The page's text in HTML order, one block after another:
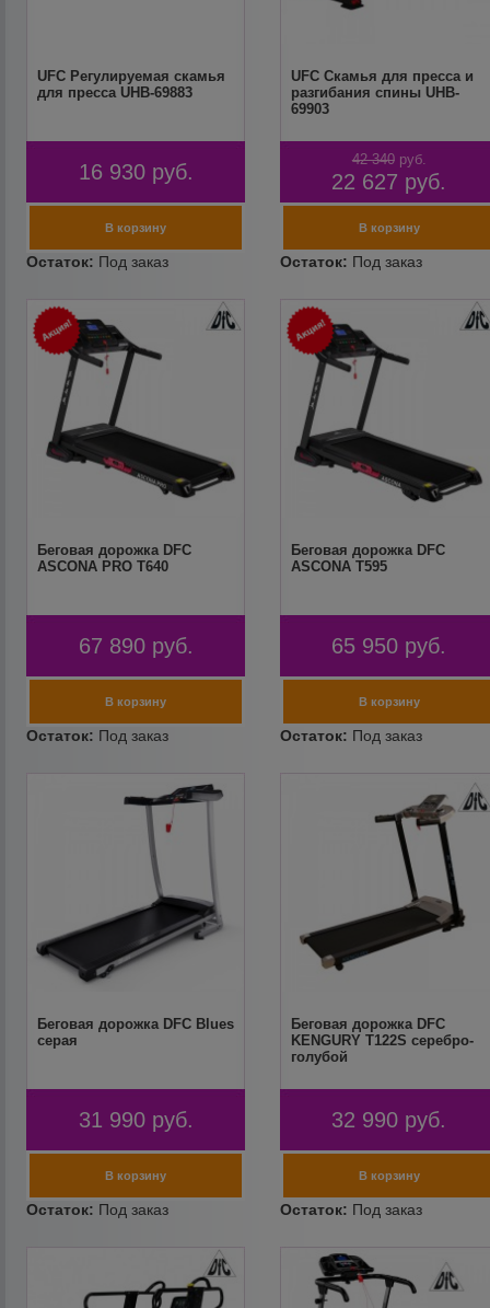
UFC Регулируемая скамья
для пресса UHB-69883
16 930 руб.
UFC Скамья для пресса и
разгибания спины UHB-
69903
42 340 руб.
22 627 руб.
Беговая дорожка DFC
ASCONA PRO T640
67 890 руб.
Беговая дорожка DFC
ASCONA T595
65 950 руб.
Беговая дорожка DFC Blues
серая
31 990 руб.
Беговая дорожка DFC
KENGURY T122S серебро-
голубой
32 990 руб.